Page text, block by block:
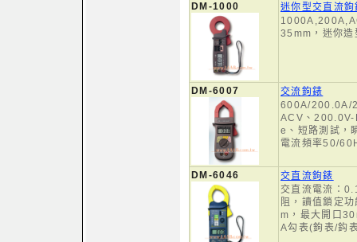
DM-1000
迷你型交直流鉤
35mm，迷你造
DM-6007
交流鉤錶
600A/200.0A/
ACV、
e、短路測試，
電流頻率50/
DM-6046
交直流鉤錶
交直流電流：
阻，讀值鎖定
m，最大開口
A勾表(鉤表/鈎